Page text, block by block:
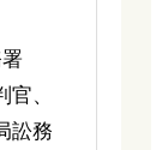
、
訟務